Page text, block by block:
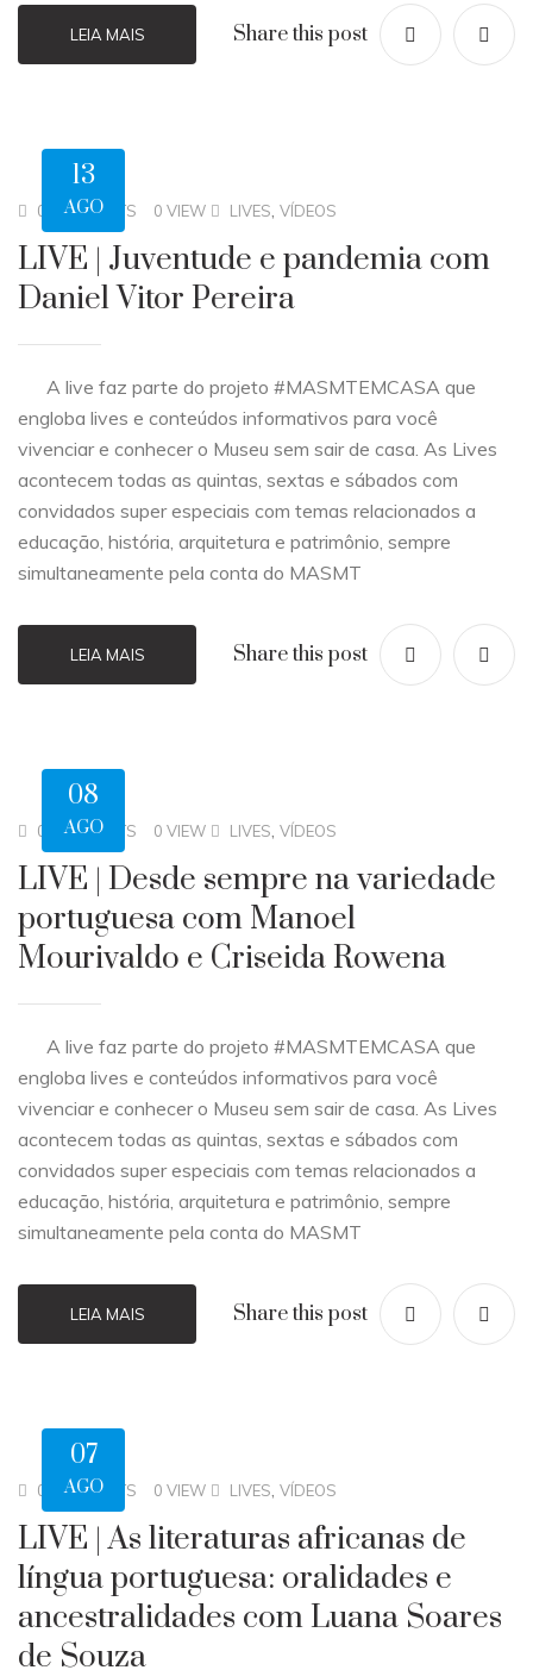
LEIA MAIS Share this post
13
AGO
0 COMMENTS 0 VIEW LIVES, VÍDEOS
LIVE | Juventude e pandemia com
Daniel Vitor Pereira
A live faz parte do projeto #MASMTEMCASA que
engloba lives e conteúdos informativos para você
vivenciar e conhecer o Museu sem sair de casa. As Lives
acontecem todas as quintas, sextas e sábados com
convidados super especiais com temas relacionados a
educação, história, arquitetura e patrimônio, sempre
simultaneamente pela conta do MASMT
LEIA MAIS Share this post
08
AGO
0 COMMENTS 0 VIEW LIVES, VÍDEOS
LIVE | Desde sempre na variedade
portuguesa com Manoel
Mourivaldo e Criseida Rowena
A live faz parte do projeto #MASMTEMCASA que
engloba lives e conteúdos informativos para você
vivenciar e conhecer o Museu sem sair de casa. As Lives
acontecem todas as quintas, sextas e sábados com
convidados super especiais com temas relacionados a
educação, história, arquitetura e patrimônio, sempre
simultaneamente pela conta do MASMT
LEIA MAIS Share this post
07
AGO
0 COMMENTS 0 VIEW LIVES, VÍDEOS
LIVE | As literaturas africanas de
língua portuguesa: oralidades e
ancestralidades com Luana Soares
de Souza